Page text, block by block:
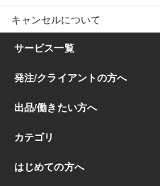
キャンセルについて